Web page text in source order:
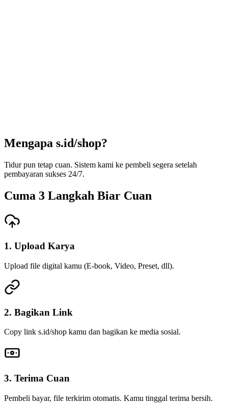
Mengapa s.id/shop?
Tidur pun tetap cuan. Sistem kami ke pembeli segera setelah
pembayaran sukses 24/7.
Cuma 3 Langkah Biar Cuan
1. Upload Karya
Upload file digital kamu (E-book, Video, Preset, dll).
2. Bagikan Link
Copy link s.id/shop kamu dan bagikan ke media sosial.
3. Terima Cuan
Pembeli bayar, file terkirim otomatis. Kamu tinggal terima bersih.